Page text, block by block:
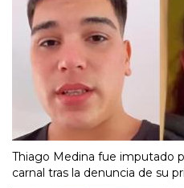
Thiago Medina fue imputado
carnal tras la denuncia de su